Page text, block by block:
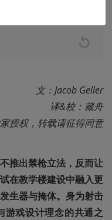
文：Jacob Geller
译&校：藏舟
授权，转载请征得同意
推出禁枪立法，反而让
在教学楼建设中融入更
生器与掩体。身为射击
游戏设计理念的共通之